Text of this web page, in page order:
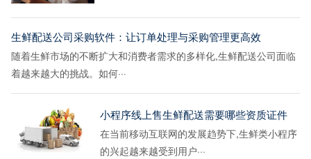
生鲜配送公司采购软件：让订单处理与采购管理更高效
随着生鲜市场的不断扩大和消费者需求的多样化,生鲜配送公司面临
着越来越大的挑战。如何···
小程序线上售生鲜配送需要哪些资质证件
在当前移动互联网的发展趋势下,生鲜类小程序
的兴起越来越受到用户···